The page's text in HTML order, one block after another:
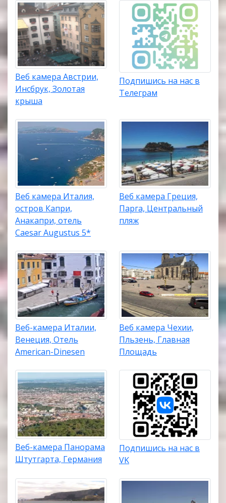
Веб камера Австрии,
Инсбрук, Золотая
крыша
Подпишись на нас в
Телеграм
Веб камера Италия,
остров Капри,
Анакапри, отель
Caesar Augustus 5*
Веб камера Греция,
Парга, Центральный
пляж
Веб-камера Италии,
Венеция, Отель
American-Dinesen
Веб камера Чехии,
Пльзень, Главная
Площадь
Веб-камера Панорама
Штутгарта, Германия
Подпишись на нас в
VK